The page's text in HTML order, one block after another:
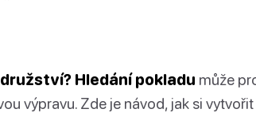
Hledání pokladu může
výpravu. Zde je návod, jak si